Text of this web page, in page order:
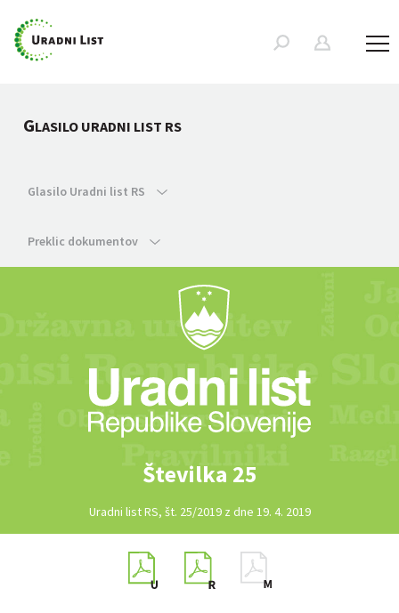
GLASILO URADNI LIST RS
Glasilo Uradni list RS
Preklic dokumentov
Številka 25
Uradni list RS, št. 25/2019 z dne 19. 4. 2019